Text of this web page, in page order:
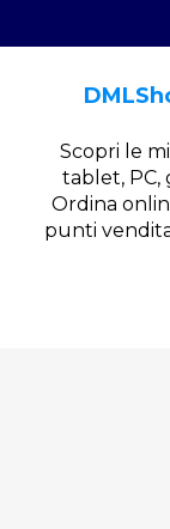
Scopri le
tablet, PC,
Ordina
punti